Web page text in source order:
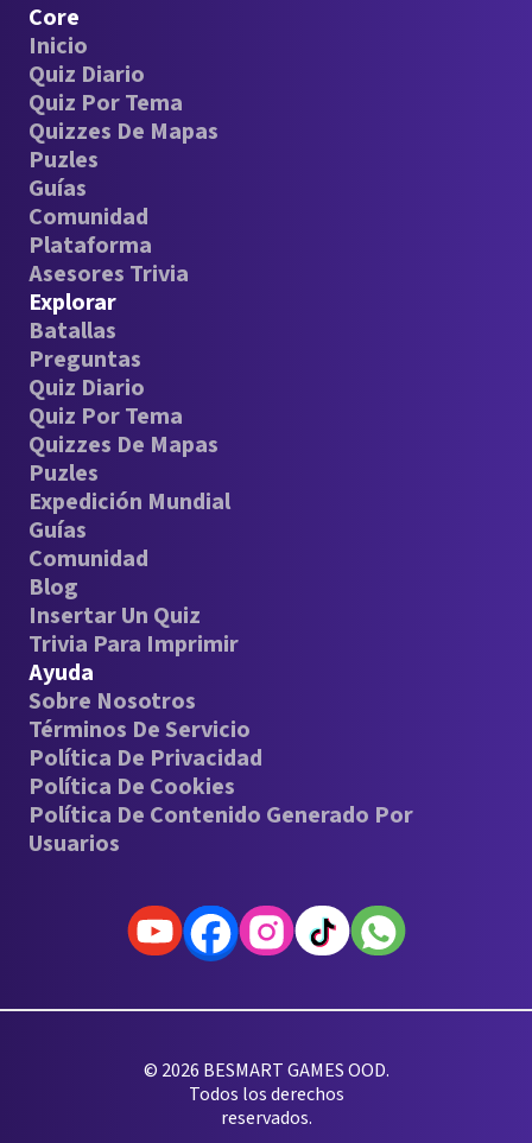
Core
Inicio
Quiz Diario
Quiz Por Tema
Quizzes De Mapas
Puzles
Guías
Comunidad
Plataforma
Asesores Trivia
Explorar
Batallas
Preguntas
Quiz Diario
Quiz Por Tema
Quizzes De Mapas
Puzles
Expedición Mundial
Guías
Comunidad
Blog
Insertar Un Quiz
Trivia Para Imprimir
Ayuda
Sobre Nosotros
Términos De Servicio
Política De Privacidad
Política De Cookies
Política De Contenido Generado Por
Usuarios
© 2026 BESMART GAMES OOD.
Todos los derechos
reservados.